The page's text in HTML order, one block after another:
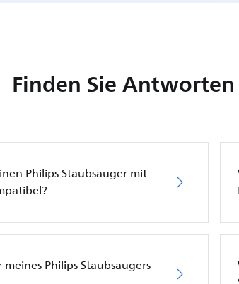
Finden Sie
Philips Staubsauger mit
Philips Staubsaugers